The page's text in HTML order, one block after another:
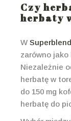
Czy
herbaty
W
zarówno
Niezależnie
herbatę w
do 150 mg
herbatę do